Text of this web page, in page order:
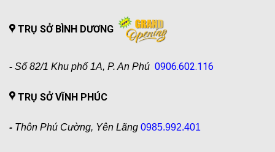
TRỤ SỞ BÌNH DƯƠNG
- Số 82/1 Khu phố 1A, P. An Phú 0906.602.116
TRỤ SỞ VĨNH PHÚC
- Thôn Phú Cường, Yên Lãng 0985.992.401